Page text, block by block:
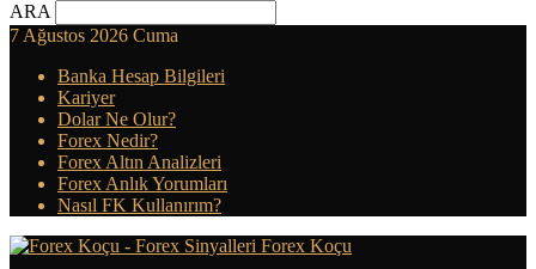
ARA
7 Ağustos 2026 Cuma
Banka Hesap Bilgileri
Kariyer
Dolar Ne Olur?
Forex Nedir?
Forex Altın Analizleri
Forex Anlık Yorumları
Nasıl FK Kullanırım?
Forex Koçu